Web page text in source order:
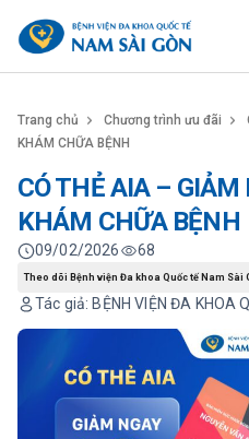
Trang chủ Chương trình ưu đãi
KHÁM CHỮA BỆNH
CÓ THẺ AIA – GIẢM
KHÁM CHỮA BỆNH
Tác giả: BỆNH VIỆN ĐA KHOA
09/02/2026 68
Theo dõi Bệnh viện Đa khoa Quốc tế Nam Sài